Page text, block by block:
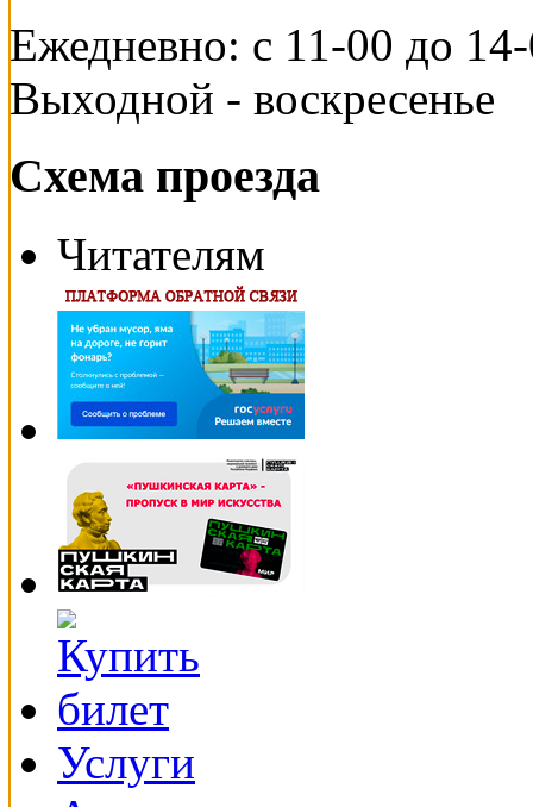
Ежедневно: с 11-00 до
Выходной - воскресенье
Схема проезда
Читателям
Услуги